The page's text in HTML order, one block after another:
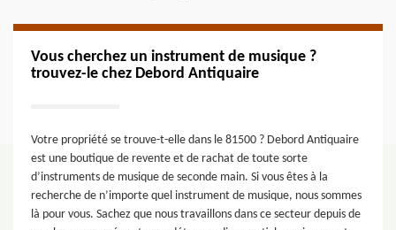
Vous cherchez un instrument de musique ?
trouvez-le chez Debord Antiquaire
Votre propriété se trouve-t-elle dans le 81500 ? Debord Antiquaire
est une boutique de revente et de rachat de toute sorte
d’instruments de musique de seconde main. Si vous êtes à la
recherche de n’importe quel instrument de musique, nous sommes
là pour vous. Sachez que nous travaillons dans ce secteur depuis de